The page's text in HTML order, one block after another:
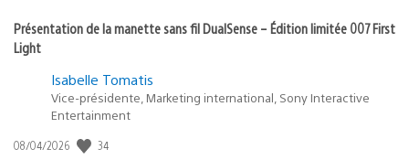
Présentation de la manette sans fil DualSense – Édition limitée 007 First
Light
Isabelle Tomatis
Vice-présidente, Marketing international, Sony Interactive
Entertainment
Date
08/04/2026 34